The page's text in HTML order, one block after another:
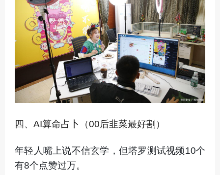
四、AI算命占卜（00后韭菜最好割）
年轻人嘴上说不信玄学，但塔罗测试视频10个
有8个点赞过万。